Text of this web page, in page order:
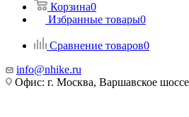
Корзина0
Избранные товары0
Сравнение товаров0
info@nhike.ru
Офис: г. Москва, Варшавское